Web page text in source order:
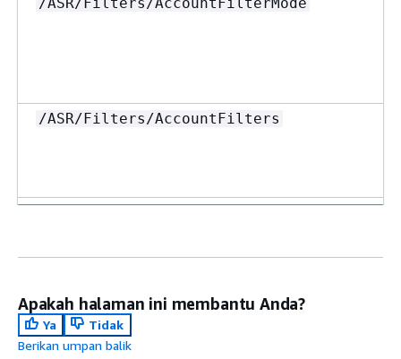
/ASR/Filters/AccountFilters
/ASR/Filters/OUFilters
Apakah halaman ini membantu Anda?
Ya
Tidak
Berikan umpan balik